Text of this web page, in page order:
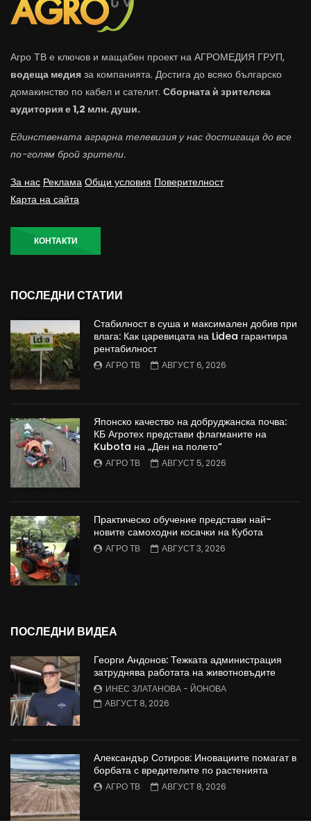
Агро ТВ е ключов и мащабен проект на АГРОМЕДИЯ ГРУП,
водеща медия за компанията. Достига до всяко българско
домакинство по кабел и сателит. Сборната ѝ зрителска
аудитория е 1,2 млн. души.
Единствената аграрна телевизия у нас достигаща до все
по-голям брой зрители.
За нас Реклама Общи условия Поверителност
Карта на сайта
КОНТАКТИ
ПОСЛЕДНИ СТАТИИ
Стабилност в суша и максимален добив при
влага: Как царевицата на Lidea гарантира
рентабилност
АГРО ТВ АВГУСТ 6, 2026
Японско качество на добруджанска почва:
КБ Агротех представи флагманите на
Kubota на „Ден на полето“
АГРО ТВ АВГУСТ 5, 2026
Практическо обучение представи най-
новите самоходни косачки на Кубота
АГРО ТВ АВГУСТ 3, 2026
ПОСЛЕДНИ ВИДЕА
Георги Андонов: Тежката администрация
затруднява работата на животновъдите
ИНЕС ЗЛАТАНОВА - ЙОНОВА
АВГУСТ 8, 2026
Александър Сотиров: Иновациите помагат в
борбата с вредителите по растенията
АГРО ТВ АВГУСТ 8, 2026